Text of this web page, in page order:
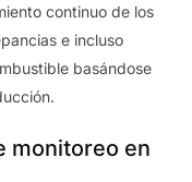
continuo de los
e incluso
basándose
monitoreo en